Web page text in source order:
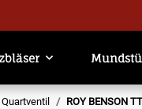
ROY BENSON